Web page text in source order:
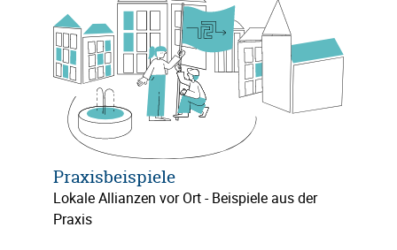
Praxisbeispiele
Lokale Allianzen vor Ort - Beispiele aus der
Praxis